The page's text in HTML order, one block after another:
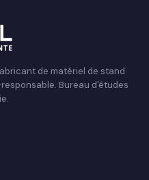
de matériel de stand
Bureau d'études